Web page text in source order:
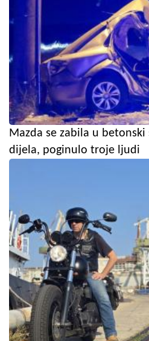
Mazda se zabila u
dijela, poginulo troje ljudi